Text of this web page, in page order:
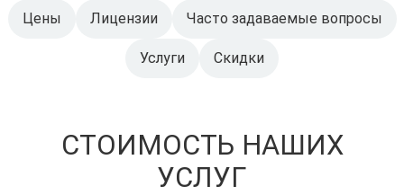
Цены Лицензии Часто задаваемые вопросы
Услуги Скидки
СТОИМОСТЬ НАШИХ
УСЛУГ